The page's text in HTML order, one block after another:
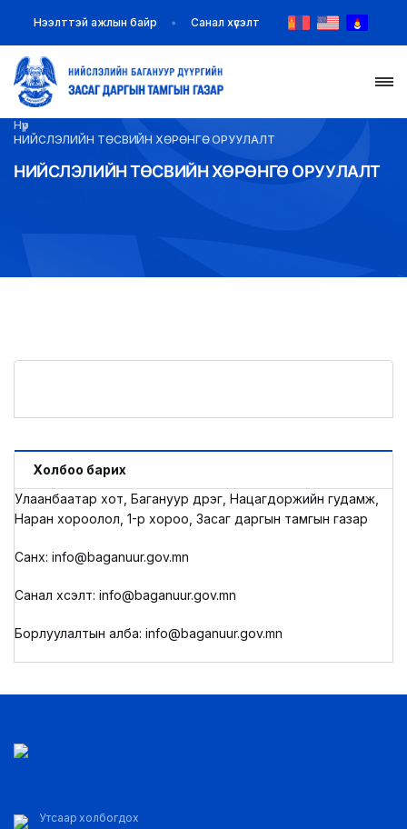
НҮҮР
ТАНИЛЦУУЛГА
ИЛ ТОД БАЙДАЛ
АВЛИГА МЭДЭЭ
Нээлттэй ажлын байр Санал хүсэлт
Нүүр
НИЙСЛЭЛИЙН ТӨСВИЙН ХӨРӨНГӨ ОРУУЛАЛТ
НИЙСЛЭЛИЙН ТӨСВИЙН ХӨРӨНГӨ ОРУУЛАЛТ
Холбоо барих
Улаанбаатар хот, Багануур дүүрэг, Нацагдоржийн гудамж,
Наран хороолол, 1-р хороо, Засаг даргын тамгын газар
Санхүү: info@baganuur.gov.mn
Санал хүсэлт: info@baganuur.gov.mn
Борлуулалтын алба: info@baganuur.gov.mn
Утсаар холбогдох